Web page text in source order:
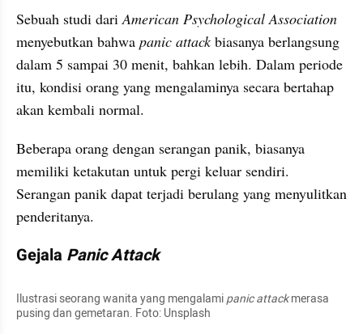
Sebuah studi dari
menyebutkan bahwa panic attack biasanya berlangsung
dalam 5 sampai 30 menit, bahkan lebih. Dalam periode
itu, kondisi orang yang mengalaminya secara bertahap
akan kembali normal.
Beberapa orang dengan serangan panik, biasanya
memiliki ketakutan untuk pergi keluar sendiri.
Serangan panik dapat terjadi berulang yang menyulitkan
penderitanya.
Gejala Panic Attack
Ilustrasi seorang wanita yang mengalami panic attack merasa
pusing dan gemetaran. Foto: Unsplash